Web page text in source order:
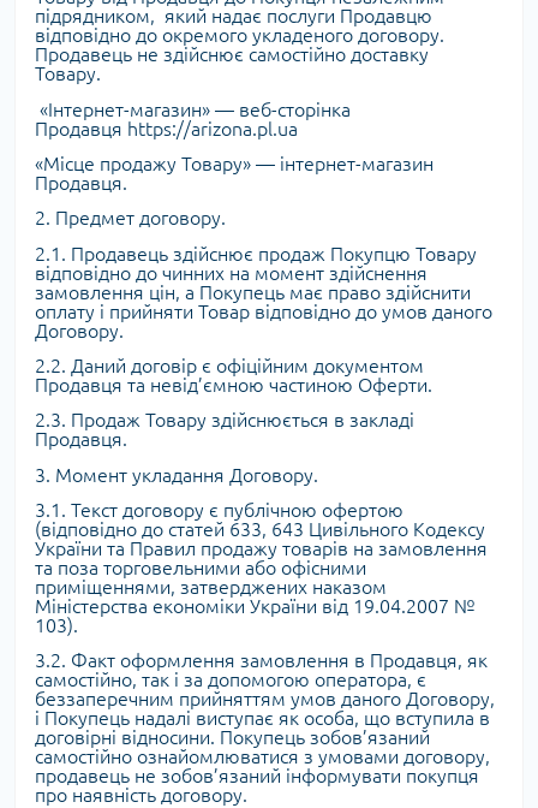
підрядником, який надає послуги Продавцю
відповідно до окремого укладеного договору.
Продавець не здійснює самостійно доставку
Товару.
«Інтернет-магазин» — веб-сторінка
Продавця https://arizona.pl.ua
«Місце продажу Товару» — інтернет-магазин
Продавця.
2. Предмет договору.
2.1. Продавець здійснює продаж Покупцю Товару
відповідно до чинних на момент здійснення
замовлення цін, а Покупець має право здійснити
оплату і прийняти Товар відповідно до умов даного
Договору.
2.2. Даний договір є офіційним документом
Продавця та невід’ємною частиною Оферти.
2.3. Продаж Товару здійснюється в закладі
Продавця.
3. Момент укладання Договору.
3.1. Текст договору є публічною офертою
(відповідно до статей 633, 643 Цивільного Кодексу
України та Правил продажу товарів на замовлення
та поза торговельними або офісними
приміщеннями, затверджених наказом
Міністерства економіки України від 19.04.2007 №
103).
3.2. Факт оформлення замовлення в Продавця, як
самостійно, так і за допомогою оператора, є
беззаперечним прийняттям умов даного Договору,
і Покупець надалі виступає як особа, що вступила в
договірні відносини. Покупець зобов’язаний
самостійно ознайомлюватися з умовами договору,
продавець не зобов’язаний інформувати покупця
про наявність договору.